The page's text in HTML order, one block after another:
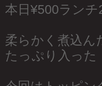
本日¥500ラン
柔らかく煮込ん
たっぷり入った